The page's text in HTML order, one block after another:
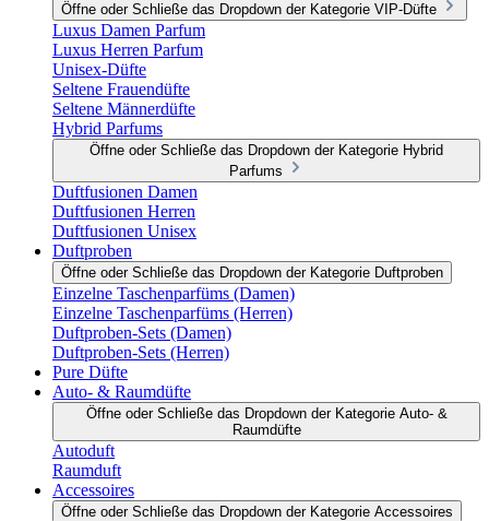
Öffne oder Schließe das Dropdown der Kategorie VIP-Düfte
Luxus Damen Parfum
Luxus Herren Parfum
Unisex-Düfte
Seltene Frauendüfte
Seltene Männerdüfte
Hybrid Parfums
Öffne oder Schließe das Dropdown der Kategorie Hybrid
Parfums
Duftfusionen Damen
Duftfusionen Herren
Duftfusionen Unisex
Duftproben
Öffne oder Schließe das Dropdown der Kategorie Duftproben
Einzelne Taschenparfüms (Damen)
Einzelne Taschenparfüms (Herren)
Duftproben-Sets (Damen)
Duftproben-Sets (Herren)
Pure Düfte
Auto- & Raumdüfte
Öffne oder Schließe das Dropdown der Kategorie Auto- &
Raumdüfte
Autoduft
Raumduft
Accessoires
Öffne oder Schließe das Dropdown der Kategorie Accessoires